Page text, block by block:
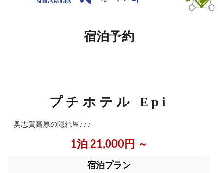
宿泊予約
プチホテル Epi
奥志賀高原の隠れ屋♪♪♪
1泊 21,000円 ～
宿泊プラン